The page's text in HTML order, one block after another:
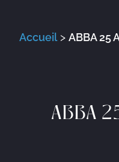
Accueil> ABBA 25
ABBA